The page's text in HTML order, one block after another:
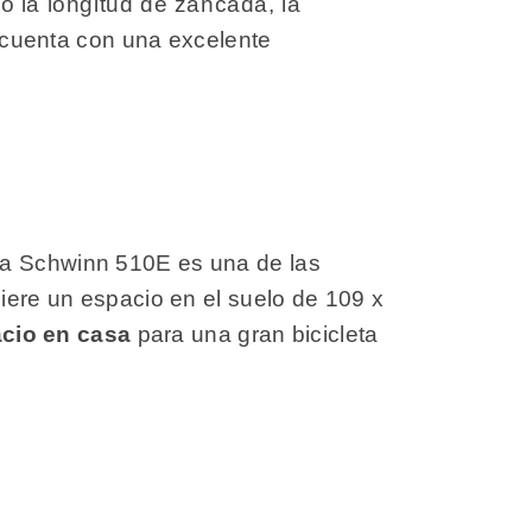
con una excelente
Schwinn 510E es una de las
un espacio en el suelo de 109 x
en casa para una gran bicicleta